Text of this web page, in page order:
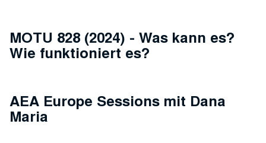
MOTU 828 (2024) - Was kann es?
Wie funktioniert es?
AEA Europe Sessions mit Dana
Maria